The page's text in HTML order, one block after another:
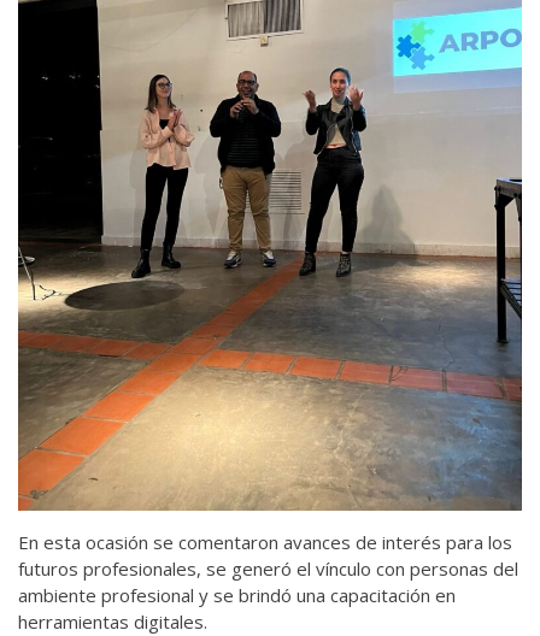
En esta ocasión se comentaron avances de interés para los
futuros profesionales, se generó el vínculo con personas del
ambiente profesional y se brindó una capacitación en
herramientas digitales.